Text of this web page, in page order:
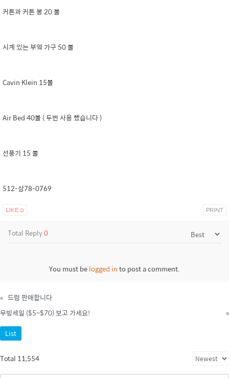
커튼과 커튼 봉 20 불
시계 있는 부엌 가구 50 불
Cavin Klein 15불
Air Bed 40불 ( 두번 사용 했습니다 )
선풍기 15 불
512-삼78-0769
LIKE 0 PRINT
Total Reply0
You must belogged into post a comment.
« 드럼 판매합니다
무빙세일 ($5~$70) 보고 가세요!
»
List
Total 11,554